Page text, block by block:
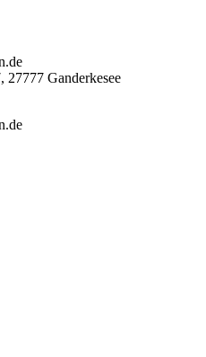
27777 Ganderkesee